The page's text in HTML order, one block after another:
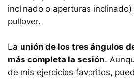
inclinado o aperturas
pullover.
La unión de los tres ángulos
más completa la sesión.
de mis ejercicios favoritos,